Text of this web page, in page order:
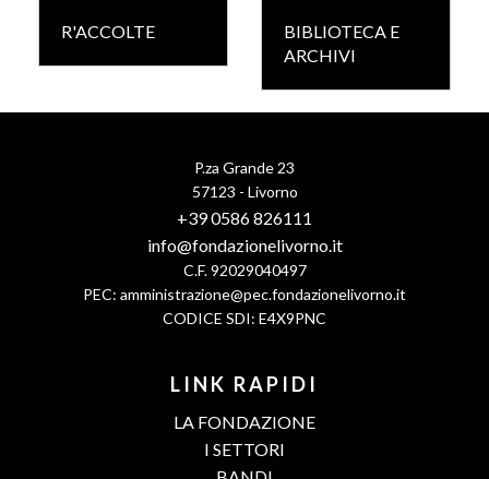
R'ACCOLTE
BIBLIOTECA E
ARCHIVI
P.za Grande 23
57123 - Livorno
+39 0586 826111
info@fondazionelivorno.it
C.F. 92029040497
PEC: amministrazione@pec.fondazionelivorno.it
CODICE SDI: E4X9PNC
LINK RAPIDI
LA FONDAZIONE
I SETTORI